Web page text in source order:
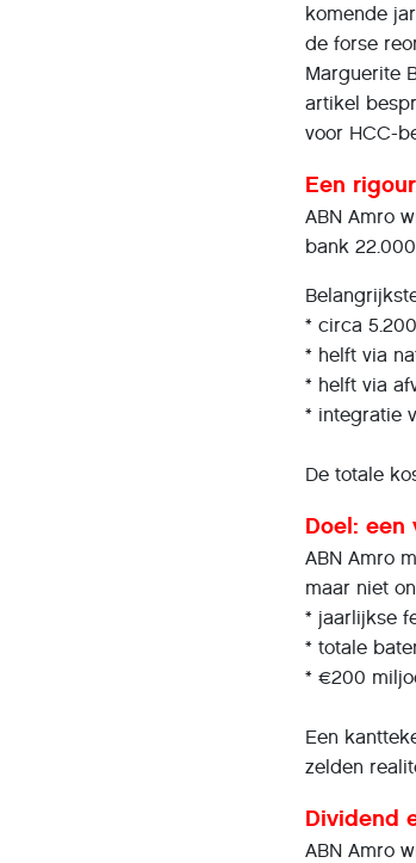
komende
de forse
Marguerite
artikel
voor HCC-
Een
ABN Amro
bank
* circa
* helft via
* helft via
* integratie
De totale
Doel:
ABN Amro
maar niet
* jaarlijkse
* totale
* €200
Een
zelden
Dividend
ABN Amro